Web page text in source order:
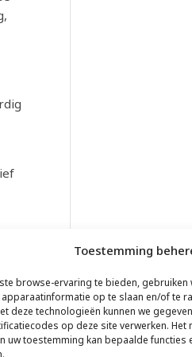
Toestemming
browse-ervaring te bieden, gebruiken
op te slaan en/of te
deze technologieën kunnen we
op deze site verwerken. Het
uw toestemming kan bepaalde functies